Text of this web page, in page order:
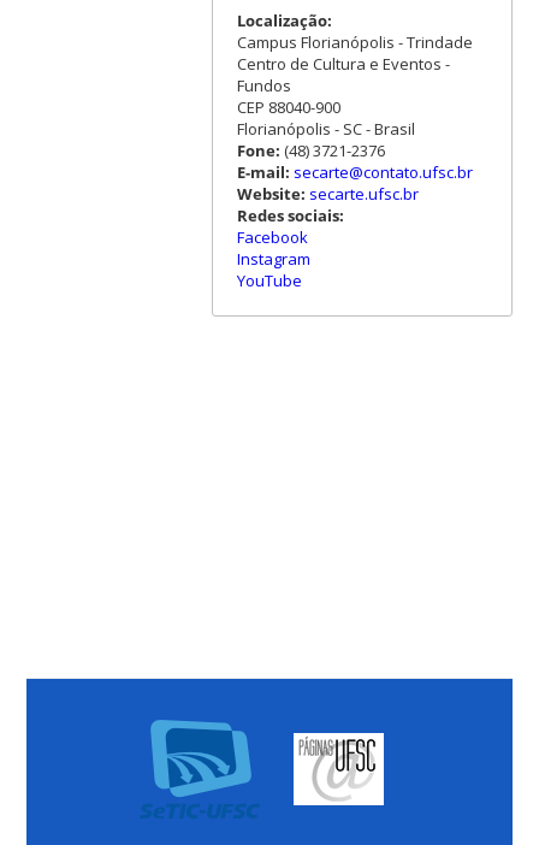
Localização:
Campus Florianópolis - Trindade
Centro de Cultura e Eventos -
Fundos
CEP 88040-900
Florianópolis - SC - Brasil
Fone: (48) 3721-2376
E-mail: secarte@contato.ufsc.br
Website: secarte.ufsc.br
Redes sociais:
Facebook
Instagram
YouTube